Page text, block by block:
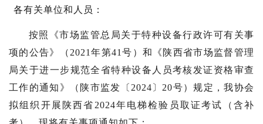
各有关单位和人员：
按照《市场监管总局关于特种设备行政许可有关事
项的公告》（2021年第41号）和《陕西省市场监督管理
局关于进一步规范全省特种设备人员考核发证资格审查
工作的通知》（陕市监发 〔2024〕20号）规定，我协会
拟组织开展陕西省2024年电梯检验员取证考试（含补